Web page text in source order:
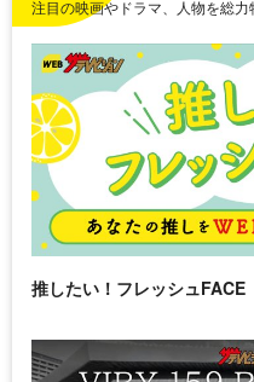
注目の映画やドラマ、人物を総力
推したい！フレッシュFACE